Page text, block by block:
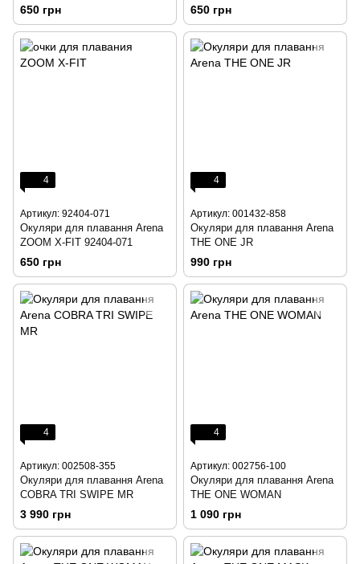
650 грн 650 грн
4
Артикул: 92404-071
Окуляри для плавання Arena
ZOOM X-FIT 92404-071
650 грн
4
Артикул: 001432-858
Окуляри для плавання Arena
THE ONE JR
990 грн
4
Артикул: 002508-355
Окуляри для плавання Arena
COBRA TRI SWIPE MR
3 990 грн
4
Артикул: 002756-100
Окуляри для плавання Arena
THE ONE WOMAN
1 090 грн